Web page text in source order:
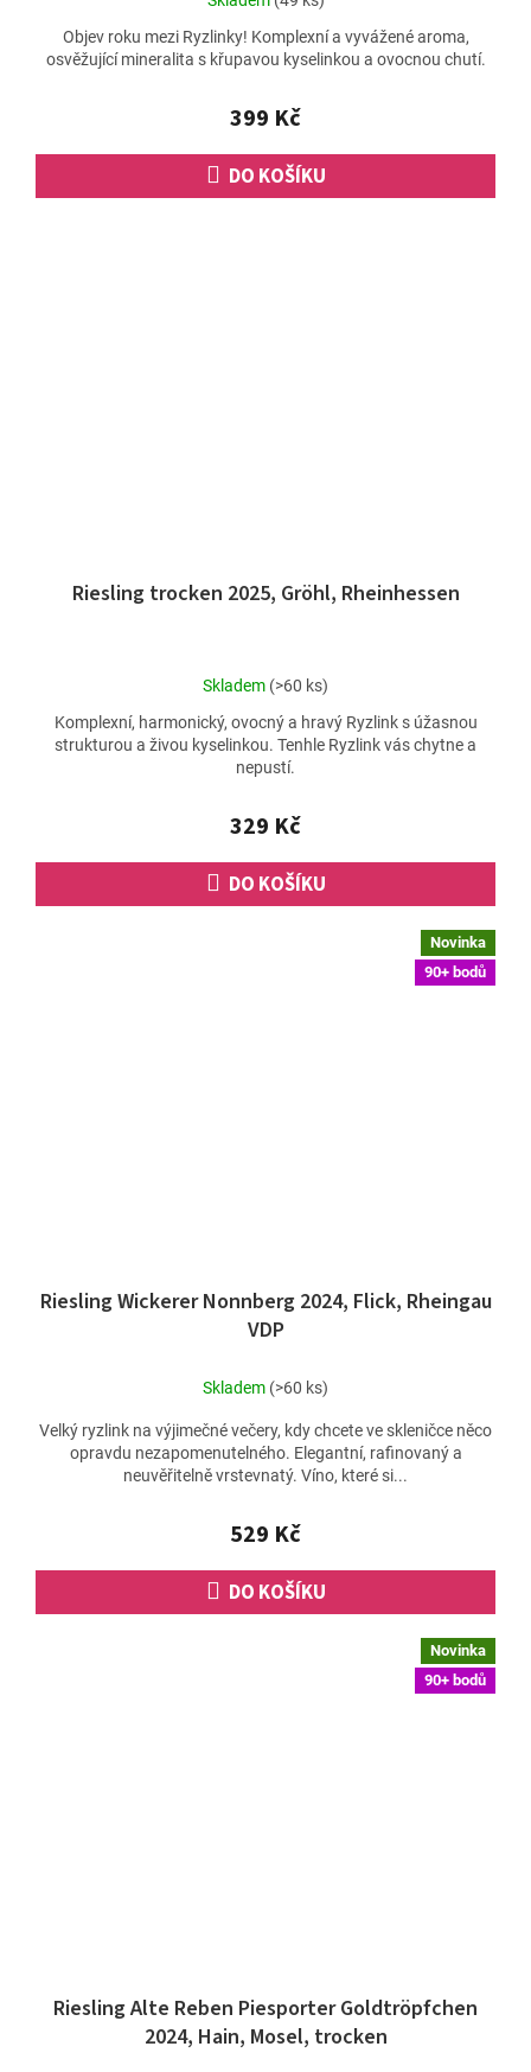
produktu
je
z
5
hvězdiček.
399 Kč
DO KOŠÍKU
Objev roku mezi Ryzlinky! Komplexní a vyvážené aroma,
osvěžující mineralita s křupavou kyselinkou a ovocnou chutí.
Riesling trocken 2025, Gröhl, Rheinhessen
Průměrné
produktu
je
5,0
5
hvězdiček.
Skladem (>60 ks)
329 Kč
DO KOŠÍKU
Komplexní, harmonický, ovocný a hravý Ryzlink s úžasnou
strukturou a živou kyselinkou. Tenhle Ryzlink vás chytne a
nepustí.
Novinka
90+ bodů
Riesling Wickerer Nonnberg 2024, Flick, Rheingau
VDP
Skladem (>60 ks)
529 Kč
DO KOŠÍKU
Velký ryzlink na výjimečné večery, kdy chcete ve skleničce něco
opravdu nezapomenutelného. Elegantní, rafinovaný a
neuvěřitelně vrstevnatý. Víno, které si...
Novinka
90+ bodů
Riesling Alte Reben Piesporter Goldtröpfchen
2024, Hain, Mosel, trocken